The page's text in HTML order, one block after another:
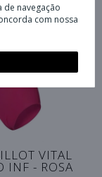
VITAL
INF - ROSA
de navegação
com nossa